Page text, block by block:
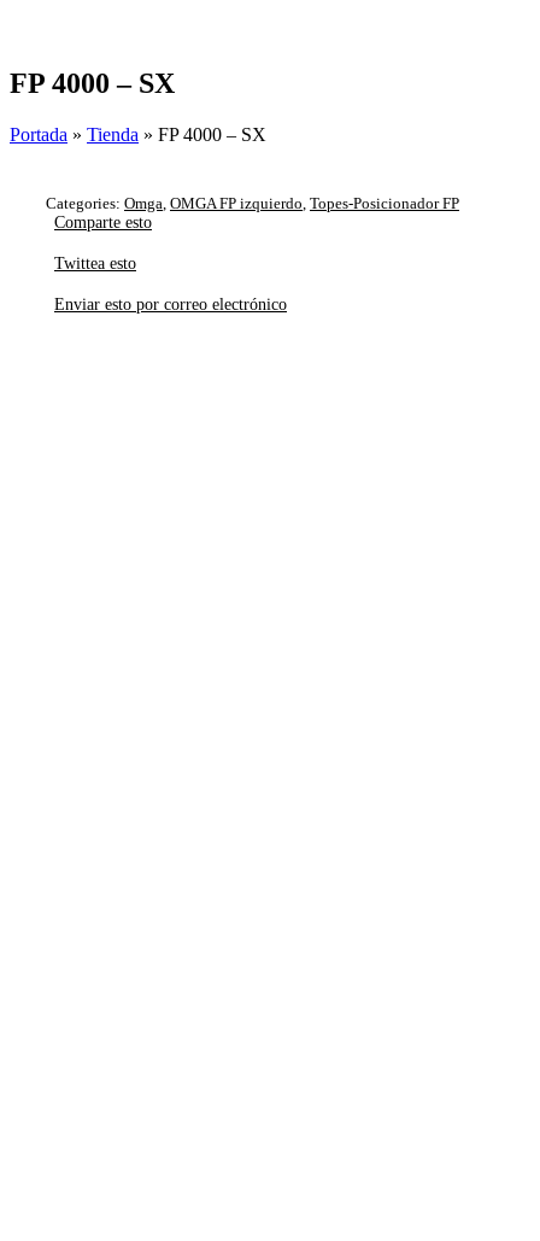
FP 4000 – SX
Portada » Tienda » FP 4000 – SX
Categories: Omga OMGA FP izquierdo Topes-Posicionador FP
Comparte esto
Twittea esto
Enviar esto por correo electrónico